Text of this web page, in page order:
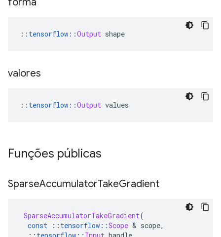
:: tensorflow ::Output shape
valores
:: tensorflow ::Output values
Funções públicas
SparseAccumulatorTakeGradient
SparseAccumulatorTakeGradient(
const
:: tensorflow ::Scope & scope,